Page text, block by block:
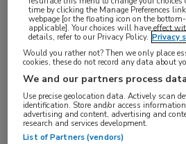
Recente bevindingen van de
studie ondersteunen niet om
verdenking op COVID-19
azitromycine te geven. De
azitromycine aan de
resulteerde namelijk niet in
een afgenomen risico om
time by clicking the Manage Preferences
webpage [or the floating icon on the
applicable]. Your choices will have effect
details, refer to our Privacy Policy. Privacy
Would you rather not? Then we only place
cookies, these do not record any data about
We and our partners process
Use precise geolocation data. Actively scan
identification. Store and/or access
advertising and content, advertising and
research and services development.
List of Partners (vendors)